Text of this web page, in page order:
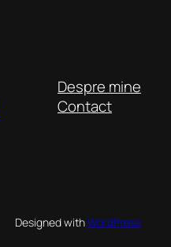
Despre mine
Contact
Designed withWordPress